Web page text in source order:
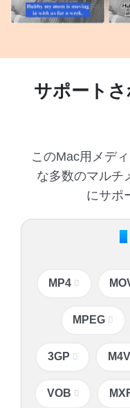
サポート
このMac用メデ
な多数のマルチ
にサポ
MP4
MPEG
3GP M4V
VOB